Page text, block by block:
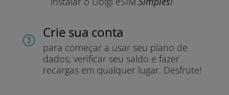
Crie sua conta
para começar a usar seu plano de
dados, verificar seu saldo e fazer
recargas em qualquer lugar. Desfrute!